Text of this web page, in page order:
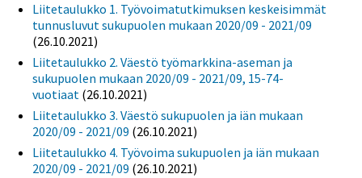
Liitetaulukko 1. Työvoimatutkimuksen keskeisimmät
tunnusluvut sukupuolen mukaan 2020/09 - 2021/09
(26.10.2021)
Liitetaulukko 2. Väestö työmarkkina-aseman ja
sukupuolen mukaan 2020/09 - 2021/09, 15-74-
vuotiaat (26.10.2021)
Liitetaulukko 3. Väestö sukupuolen ja iän mukaan
2020/09 - 2021/09 (26.10.2021)
Liitetaulukko 4. Työvoima sukupuolen ja iän mukaan
2020/09 - 2021/09 (26.10.2021)